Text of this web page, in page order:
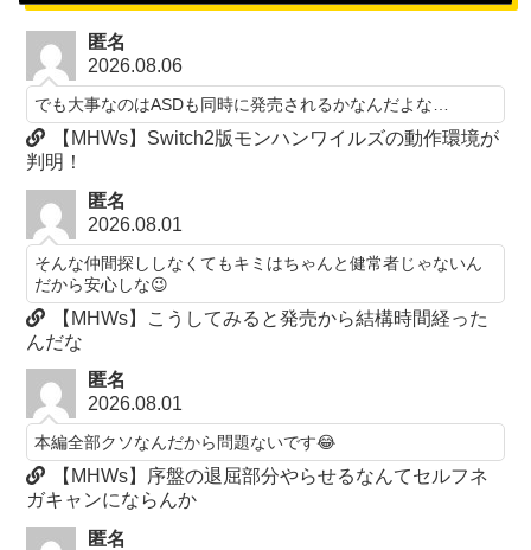
匿名
2026.08.06
でも大事なのはASDも同時に発売されるかなんだよな…
【MHWs】Switch2版モンハンワイルズの動作環境が
判明！
匿名
2026.08.01
そんな仲間探ししなくてもキミはちゃんと健常者じゃないん
だから安心しな😉
【MHWs】こうしてみると発売から結構時間経った
んだな
匿名
2026.08.01
本編全部クソなんだから問題ないです😂
【MHWs】序盤の退屈部分やらせるなんてセルフネ
ガキャンにならんか
匿名